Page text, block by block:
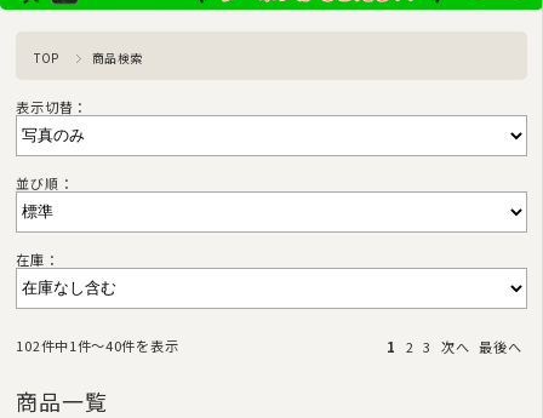
TOP 商品検索
表示切替：
並び順：
在庫：
102件中1件〜40件を表示 1 2 3 次へ 最後へ
商品一覧